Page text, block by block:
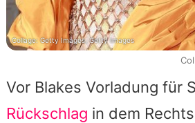
Vor Blakes Vorladung für
Rückschlag in dem
Collage: Getty Images, Getty Images